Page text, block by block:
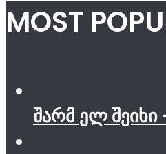
MOST
შარმ ელ შეიხი